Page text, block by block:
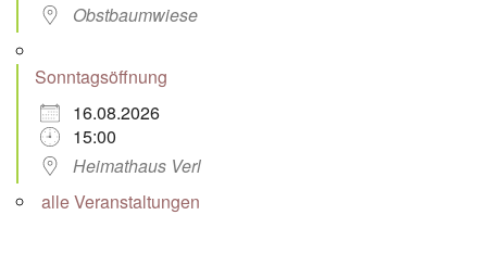
Obstbaumwiese
Sonntagsöffnung
16.08.2026
15:00
Heimathaus Verl
alle Veranstaltungen